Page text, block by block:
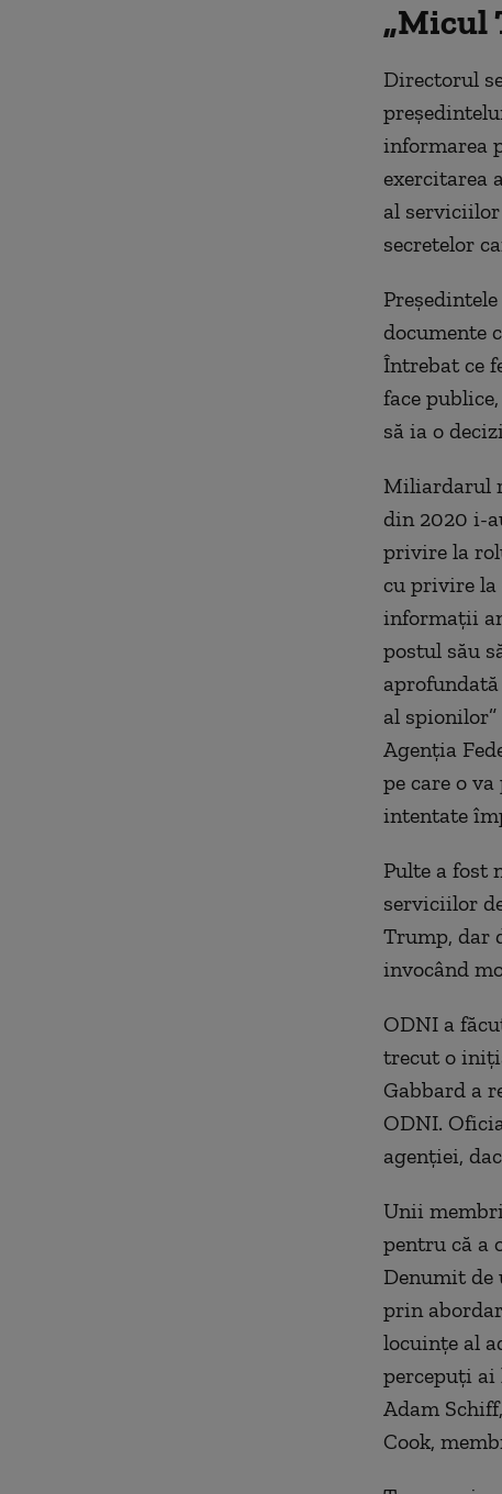
„Micul
Directorul
informarea
exercitarea
al
secretelor
documente
Întrebat ce
face
să ia o
Miliardarul
din 2020 i-
privire la
cu privire
informaţii
postul său
aprofundată
al
Agenţia
pe care o
intentate
Pulte a fost
serviciilor
Trump, dar
invocând
ODNI a
trecut o
Gabbard a
ODNI.
agenţiei,
Unii
pentru că a
Denumit de
prin
locuinţe al
percepuţi ai
Adam
Cook,